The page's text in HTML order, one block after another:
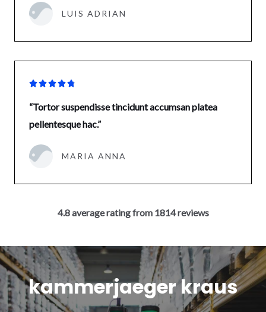
LUIS ADRIAN

“Tortor suspendisse tincidunt accumsan platea
pellentesque hac.”
MARIA ANNA
4.8 average rating from 1814 reviews
kammerjaeger kraus